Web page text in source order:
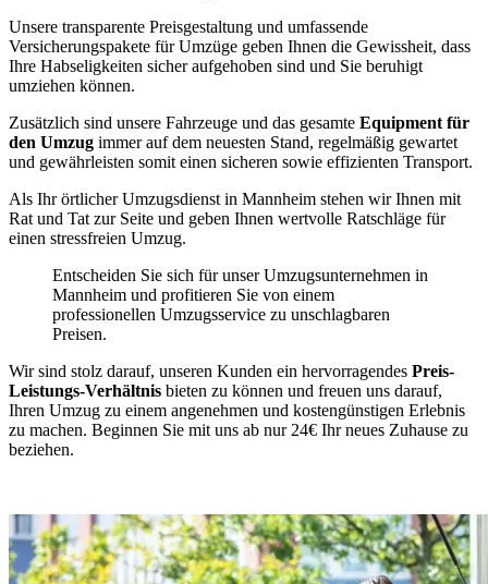
Unsere transparente Preisgestaltung und umfassende
Versicherungspakete für Umzüge geben Ihnen die Gewissheit, dass
Ihre Habseligkeiten sicher aufgehoben sind und Sie beruhigt
umziehen können.
Zusätzlich sind unsere Fahrzeuge und das gesamte Equipment für
den Umzug immer auf dem neuesten Stand, regelmäßig gewartet
und gewährleisten somit einen sicheren sowie effizienten Transport.
Als Ihr örtlicher Umzugsdienst in Mannheim stehen wir Ihnen mit
Rat und Tat zur Seite und geben Ihnen wertvolle Ratschläge für
einen stressfreien Umzug.
Entscheiden Sie sich für unser Umzugsunternehmen in
Mannheim und profitieren Sie von einem
professionellen Umzugsservice zu unschlagbaren
Preisen.
Wir sind stolz darauf, unseren Kunden ein hervorragendes Preis-
Leistungs-Verhältnis bieten zu können und freuen uns darauf,
Ihren Umzug zu einem angenehmen und kostengünstigen Erlebnis
zu machen. Beginnen Sie mit uns ab nur 24€ Ihr neues Zuhause zu
beziehen.